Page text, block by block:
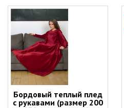
Бордовый теплый плед
с рукавами (размер 200